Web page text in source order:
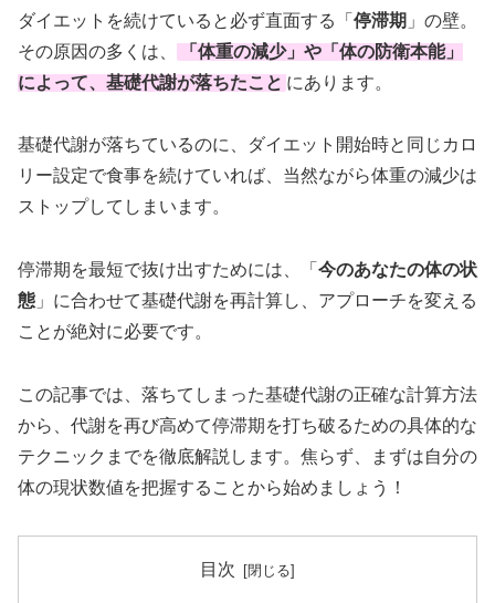
ダイエットを続けていると必ず直面する「 停滞期 」の壁。
その原因の多くは、
「体重の減少」や「体の防衛本能」
によって、基礎代謝が落ちたこと にあります。
基礎代謝が落ちているのに、ダイエット開始時と同じカロ
リー設定で食事を続けていれば、当然ながら体重の減少は
ストップしてしまいます。
停滞期を最短で抜け出すためには、「 今のあなたの体の状
態 」に合わせて基礎代謝を再計算し、アプローチを変える
ことが絶対に必要です。
この記事では、落ちてしまった基礎代謝の正確な計算方法
から、代謝を再び高めて停滞期を打ち破るための具体的な
テクニックまでを徹底解説します。焦らず、まずは自分の
体の現状数値を把握することから始めましょう！
目次